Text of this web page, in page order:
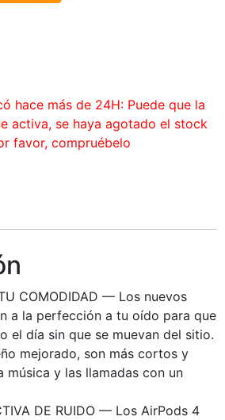
hace más de 24H: Puede que la
activa, se haya agotado el stock
favor, compruébelo
COMODIDAD — Los nuevos
a la perfección a tu oído para que
el día sin que se muevan del sitio.
mejorado, son más cortos y
música y las llamadas con un
DE RUIDO — Los AirPods 4